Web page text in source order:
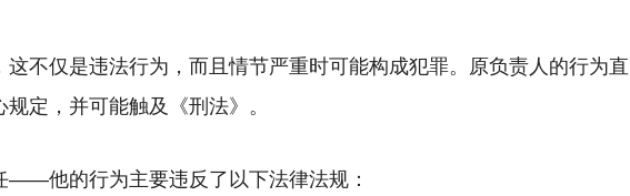
这不仅是违法行为，而且情节严重时可能构成犯罪。原负责人的行为直
定，并可能触及《刑法》。
——他的行为主要违反了以下法律法规：